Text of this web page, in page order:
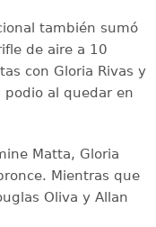
también sumó
de aire a 10
con Gloria Rivas y
podio al quedar en
Matta, Gloria
Mientras que
Oliva y Allan